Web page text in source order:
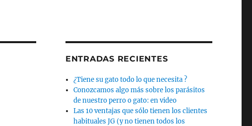
ENTRADAS RECIENTES
¿Tiene su gato todo lo que necesita ?
Conozcamos algo más sobre los parásitos
de nuestro perro o gato: en video
Las 10 ventajas que sólo tienen los clientes
habituales JG (y no tienen todos los